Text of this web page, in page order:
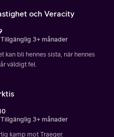
och Veracity
Tillgänglig 3+ månader
kan bli hennes sista, när hennes
väldigt fel.
Tillgänglig 3+ månader
kamp mot Traeger.